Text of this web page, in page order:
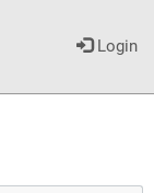
Login